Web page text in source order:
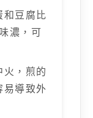
和豆腐比
濃，可
火，煎的
易導致外